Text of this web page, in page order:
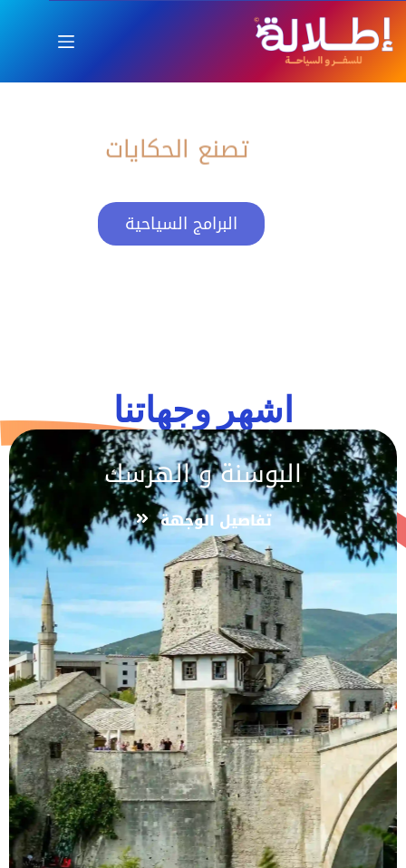
اطلالة
العام الجديد بإطلالة ساحرة
تصنع الحكايات
البرامج السياحية
اشهر وجهاتنا
البوسنة و الهرسك
تفاصيل الوجهة